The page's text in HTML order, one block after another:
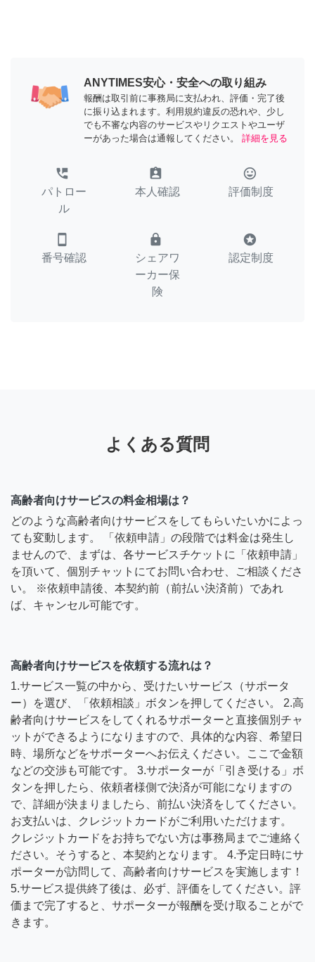
ANYTIMES安心・安全への取り組み
報酬は取引前に事務局に支払われ、評価・完了後
に振り込まれます。利用規約違反の恐れや、少し
でも不審な内容のサービスやリクエストやユーザ
ーがあった場合は通報してください。
詳細を見る
perm_phone_msg
パトロー
ル
assignment_ind
本人確認
tag_faces
評価制度
smartphone
番号確認
lock
シェアワ
ーカー保
険
stars
認定制度
よくある質問
高齢者向けサービスの料金相場は？
どのような高齢者向けサービスをしてもらいたいかによっ
ても変動します。 「依頼申請」の段階では料金は発生し
ませんので、まずは、各サービスチケットに「依頼申請」
を頂いて、個別チャットにてお問い合わせ、ご相談くださ
い。 ※依頼申請後、本契約前（前払い決済前）であれ
ば、キャンセル可能です。
高齢者向けサービスを依頼する流れは？
1.サービス一覧の中から、受けたいサービス（サポータ
ー）を選び、「依頼相談」ボタンを押してください。 2.高
齢者向けサービスをしてくれるサポーターと直接個別チャ
ットができるようになりますので、具体的な内容、希望日
時、場所などをサポーターへお伝えください。ここで金額
などの交渉も可能です。 3.サポーターが「引き受ける」ボ
タンを押したら、依頼者様側で決済が可能になりますの
で、詳細が決まりましたら、前払い決済をしてください。
お支払いは、クレジットカードがご利用いただけます。
クレジットカードをお持ちでない方は事務局までご連絡く
ださい。そうすると、本契約となります。 4.予定日時にサ
ポーターが訪問して、高齢者向けサービスを実施します！
5.サービス提供終了後は、必ず、評価をしてください。評
価まで完了すると、サポーターが報酬を受け取ることがで
きます。